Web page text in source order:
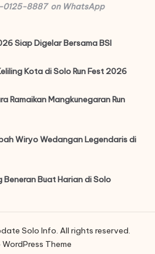
8887 on WhatsApp
Siap Digelar Bersama BSI
Kota di Solo Run Fest 2026
Ramaikan Mangkunegaran Run
Wiryo Wedangan Legendaris di
Buat Harian di Solo
Solo Info. All rights reserved.
Theme